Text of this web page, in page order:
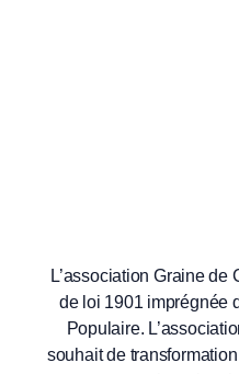
L’association Graine de
de loi 1901 imprégnée
Populaire.
souhait de